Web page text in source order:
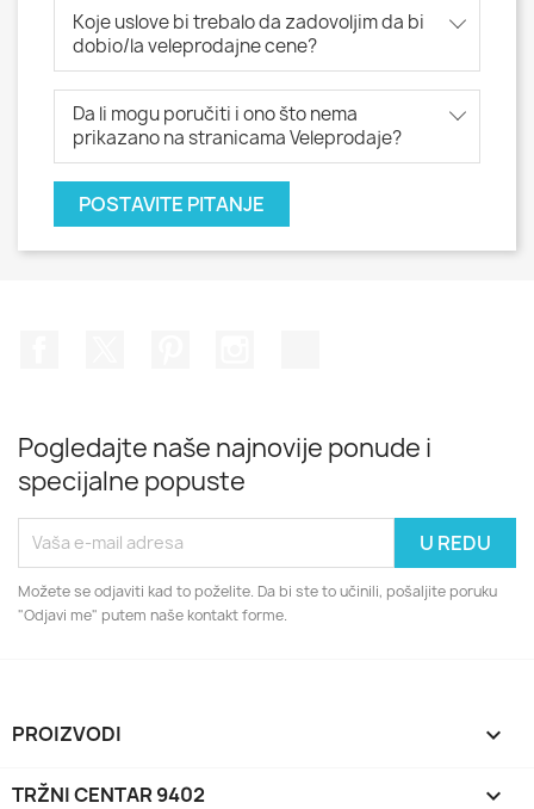
Koje uslove bi trebalo da zadovoljim da bi
dobio/la veleprodajne cene?
Da li mogu poručiti i ono što nema
prikazano na stranicama Veleprodaje?
POSTAVITE PITANJE
Pogledajte naše najnovije ponude i
specijalne popuste
Možete se odjaviti kad to poželite. Da bi ste to učinili, pošaljite poruku
"Odjavi me" putem naše kontakt forme.
PROIZVODI 
TRŽNI CENTAR 9402 